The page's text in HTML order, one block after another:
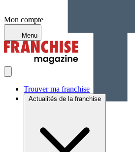
Mon compte
Menu
Trouver ma franchise
Actualités de la franchise